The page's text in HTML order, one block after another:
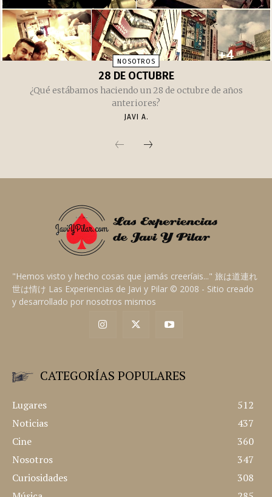
NOSOTROS
28 DE OCTUBRE
¿Qué estábamos haciendo un 28 de octubre de años
anteriores?
JAVI A.
"Hemos visto y hecho cosas que jamás creeríais..." 旅は道連れ
世は情け Las Experiencias de Javi y Pilar © 2008 - Sitio creado
y desarrollado por nosotros mismos
CATEGORÍAS POPULARES
Lugares
512
Noticias
437
Cine
360
Nosotros
347
Curiosidades
308